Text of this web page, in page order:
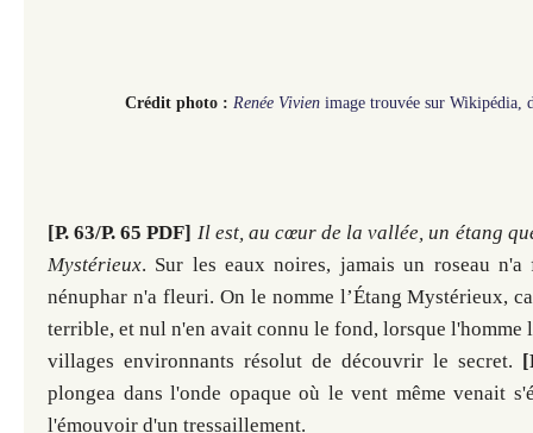
Crédit photo : Renée Vivien image trouvée sur Wikipédia,
[P. 63/P. 65 PDF] Il est, au cœur de la vallée, un étang
Mystérieux. Sur les eaux noires, jamais un roseau n'a
nénuphar n'a fleuri. On le nomme l’Étang Mystérieux,
terrible, et nul n'en avait connu le fond, lorsque l'homme
villages environnants résolut de découvrir le secret.
plongea dans l'onde opaque où le vent même venait
l'émouvoir d'un tressaillement.